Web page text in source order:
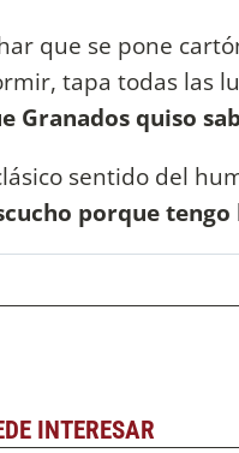
que se pone
tapa todas las
Granados quiso
sentido del
porque tengo
INTERESAR